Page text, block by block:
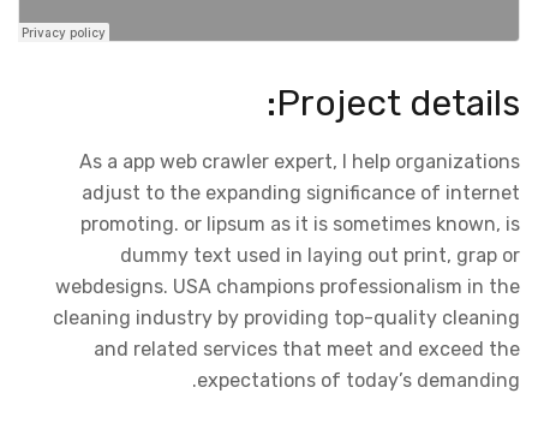
Project details:
As a app web crawler expert, I help organizations
adjust to the expanding significance of internet
promoting. or lipsum as it is sometimes known, is
dummy text used in laying out print, grap or
webdesigns. USA champions professionalism in the
cleaning industry by providing top-quality cleaning
and related services that meet and exceed the
expectations of today’s demanding.